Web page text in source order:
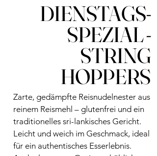
DIENSTAGS-
SPEZIAL -
STRING
HOPPERS
Zarte, gedämpfte Reisnudelnester aus
reinem Reismehl – glutenfrei und ein
traditionelles sri-lankisches Gericht.
Leicht und weich im Geschmack, ideal
für ein authentisches Esserlebnis.